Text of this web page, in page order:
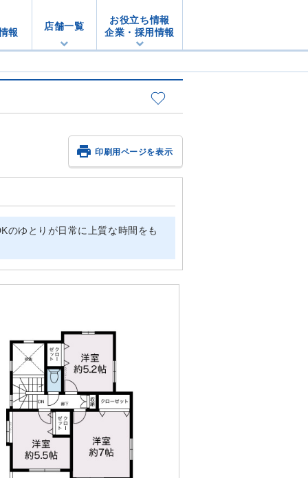
報
店舗一覧
お役立ち情報
企業・採用情報
 印刷用ページを表示
ゆとりが日常に上質な時間をも